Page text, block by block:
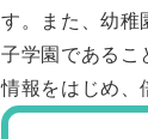
す。また、幼稚
子学園であるこ
情報をはじめ、